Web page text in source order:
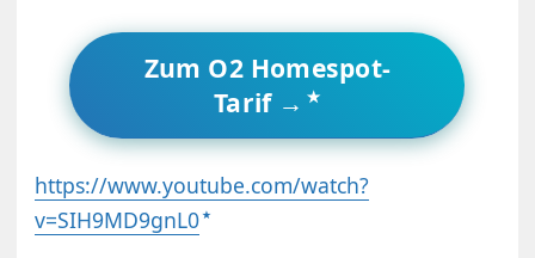
Zum O2 Homespot-
Tarif →
https://www.youtube.com/watch?
v=SIH9MD9gnL0